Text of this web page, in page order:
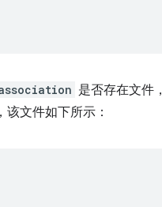
是否存在文件，
文件如下所示：